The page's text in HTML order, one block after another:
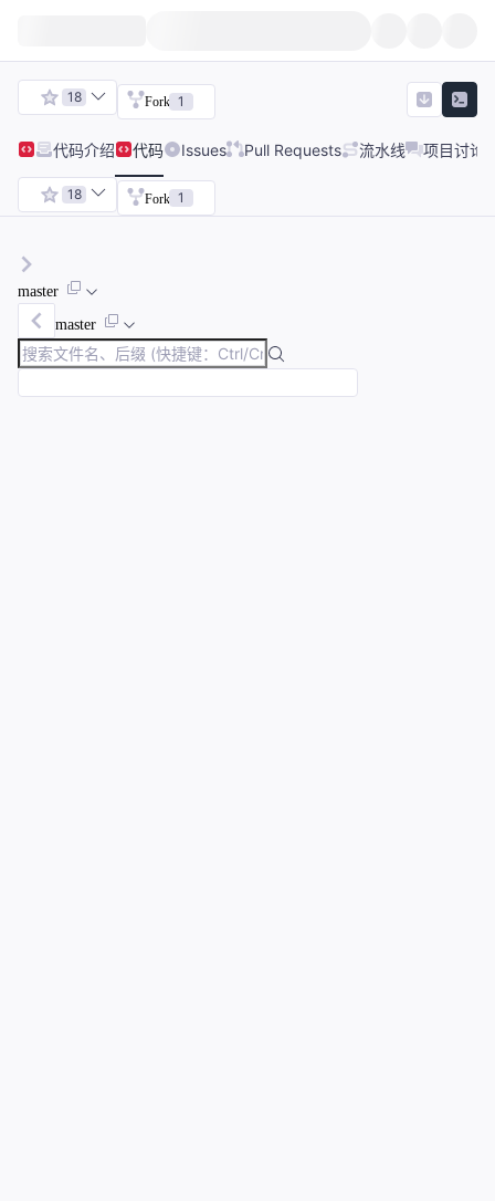
18 Fork 1
代码介绍 代码 Issues Pull Requests 流水线 项目讨论
18 Fork 1
master
master